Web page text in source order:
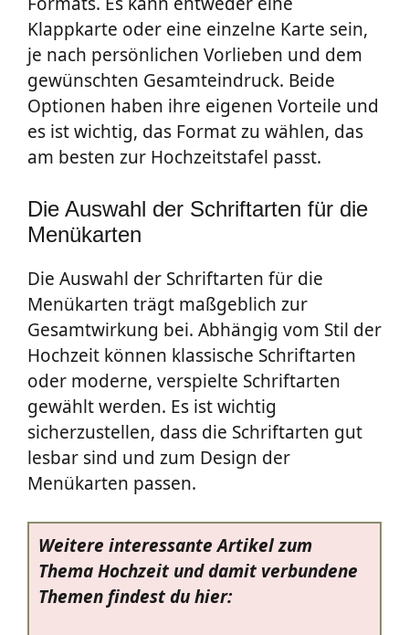
Klappkarte oder eine einzelne Karte sein,
je nach persönlichen Vorlieben und dem
gewünschten Gesamteindruck. Beide
Optionen haben ihre eigenen Vorteile und
es ist wichtig, das Format zu wählen, das
am besten zur Hochzeitstafel passt.
Die Auswahl der Schriftarten für die
Menükarten
Die Auswahl der Schriftarten für die
Menükarten trägt maßgeblich zur
Gesamtwirkung bei. Abhängig vom Stil der
Hochzeit können klassische Schriftarten
oder moderne, verspielte Schriftarten
gewählt werden. Es ist wichtig
sicherzustellen, dass die Schriftarten gut
lesbar sind und zum Design der
Menükarten passen.
Weitere interessante Artikel zum
Thema Hochzeit und damit verbundene
Themen findest du hier: